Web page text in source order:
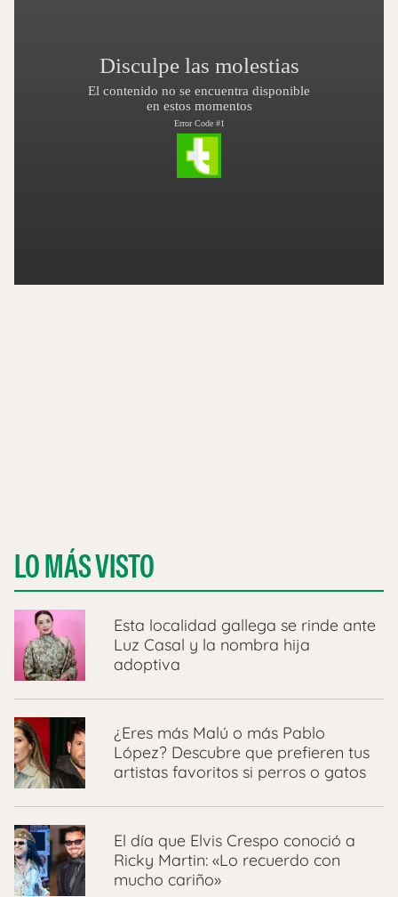
LO MÁS VISTO
Esta localidad gallega se rinde ante
Luz Casal y la nombra hija
adoptiva
¿Eres más Malú o más Pablo
López? Descubre que prefieren tus
artistas favoritos si perros o gatos
El día que Elvis Crespo conoció a
Ricky Martin: «Lo recuerdo con
mucho cariño»